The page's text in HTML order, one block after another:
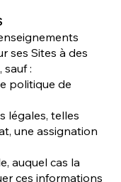
ses Sites à des
sauf :
politique de
légales, telles
une assignation
auquel cas la
ces informations